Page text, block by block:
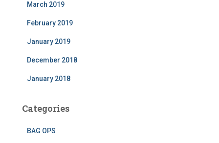
March 2019
February 2019
January 2019
December 2018
January 2018
Categories
BAG OPS